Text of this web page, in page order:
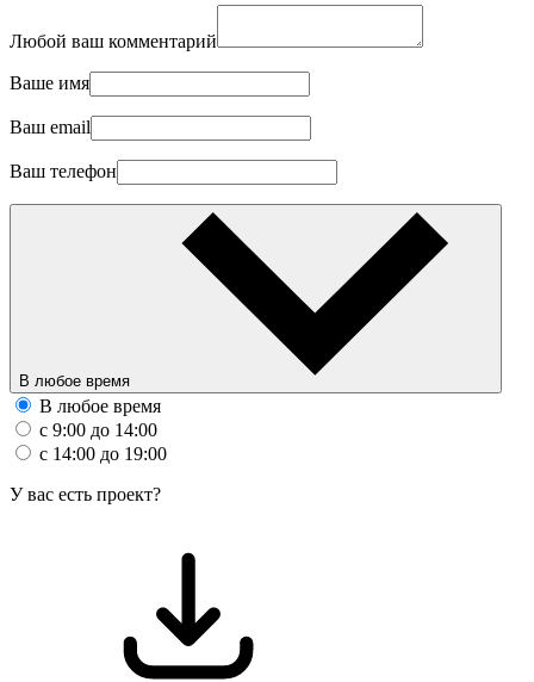
Любой ваш комментарий
Ваше имя
Ваш email
Ваш телефон
В любое время
В любое время
с 9:00 до 14:00
с 14:00 до 19:00
У вас есть проект?